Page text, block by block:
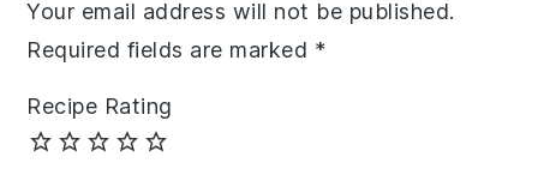
Your email address will not be published.
Required fields are marked *
Recipe Rating